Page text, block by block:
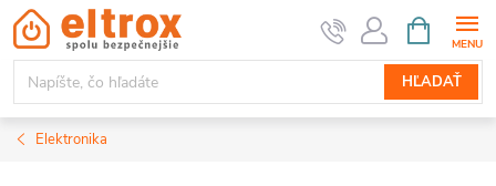
Prejsť
na
obsah
HĽADAŤ
KOŠÍK
Elektronika